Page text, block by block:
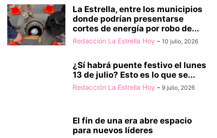
La Estrella, entre los municipios
donde podrían presentarse
cortes de energía por robo de...
Redacción La Estrella Hoy - 10 julio, 2026
¿Sí habrá puente festivo el lunes
13 de julio? Esto es lo que se...
Redacción La Estrella Hoy - 9 julio, 2026
El fin de una era abre espacio
para nuevos líderes